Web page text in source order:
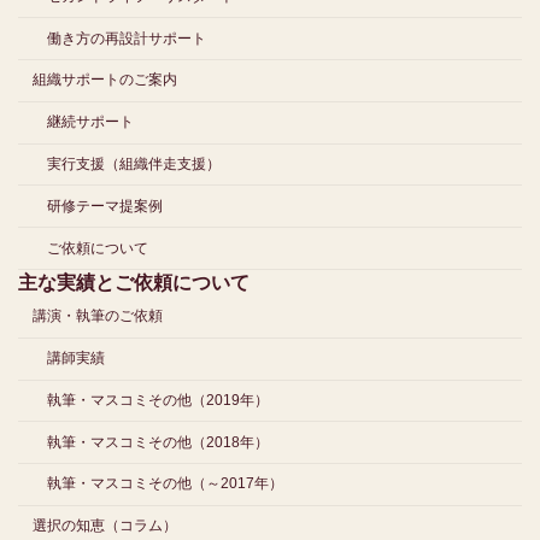
働き方の再設計サポート
組織サポートのご案内
継続サポート
実行支援（組織伴走支援）
研修テーマ提案例
ご依頼について
主な実績とご依頼について
講演・執筆のご依頼
講師実績
執筆・マスコミその他（2019年）
執筆・マスコミその他（2018年）
執筆・マスコミその他（～2017年）
選択の知恵（コラム）